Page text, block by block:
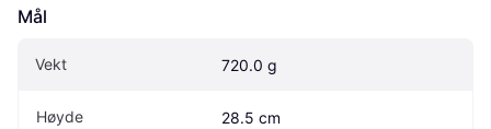
Mål
Vekt 720.0 g
Høyde 28.5 cm